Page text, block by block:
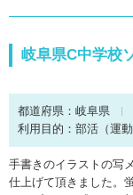
岐阜県C中学校
都道府県： 岐阜県
利用目的： 部活（運動
手書きのイラストの写
仕上げて頂きました。